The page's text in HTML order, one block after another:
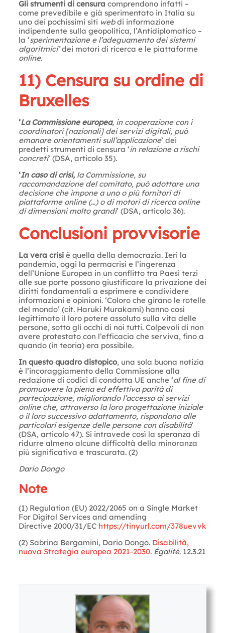
Gli strumenti di censura comprendono infatti –
come prevedibile e già sperimentato in Italia su
uno dei pochissimi siti webdi informazione
indipendente sulla geopolitica, l’Antidiplomatico –
la ‘sperimentazione e l’adeguamento dei sistemi
algoritmici’dei motori di ricerca e le piattaforme
online.
11) Censura su ordine di
Bruxelles
‘La Commissione europea, in cooperazione con i
coordinatori [nazionali] dei servizi digitali, può
emanare orientamenti sull’applicazione’ dei
predetti strumenti di censura ‘in relazione a rischi
concreti’ (DSA, articolo 35).
‘In caso di crisi,la Commissione, su
raccomandazione del comitato, può adottare una
decisione che impone a uno o più fornitori di
piattaforme online (…) o di motori di ricerca online
di dimensioni molto grandi’ (DSA, articolo 36).
Conclusioni provvisorie
La vera crisi è quella della democrazia. Ieri la
pandemia, oggi la permacrisi e l’ingerenza
dell’Unione Europea in un conflitto tra Paesi terzi
alle sue porte possono giustificare la privazione dei
diritti fondamentali a esprimere e condividere
informazioni e opinioni. ‘Coloro che girano le rotelle
del mondo’ (cit. Haruki Murakami) hanno così
legittimato il loro potere assoluto sulla vita delle
persone, sotto gli occhi di noi tutti. Colpevoli di non
avere protestato con l’efficacia che serviva, fino a
quando (in teoria) era possibile.
In questo quadro distopico, una sola buona notizia
è l’incoraggiamento della Commissione alla
redazione di codici di condotta UE anche ‘al fine di
promuovere la piena ed effettiva parità di
partecipazione, migliorando l’accesso ai servizi
online che, attraverso la loro progettazione iniziale
o il loro successivo adattamento, rispondono alle
particolari esigenze delle persone con disabilità’
(DSA, articolo 47). Si intravede così la speranza di
ridurre almeno alcune difficoltà della minoranza
più significativa e trascurata. (2)
Dario Dongo
Note
(1) Regulation (EU) 2022/2065 on a Single Market
For Digital Services and amending
Directive 2000/31/EC https://tinyurl.com/378uevvk
(2) Sabrina Bergamini, Dario Dongo. Disabilità,
nuova Strategia europea 2021-2030. Égalité. 12.3.21